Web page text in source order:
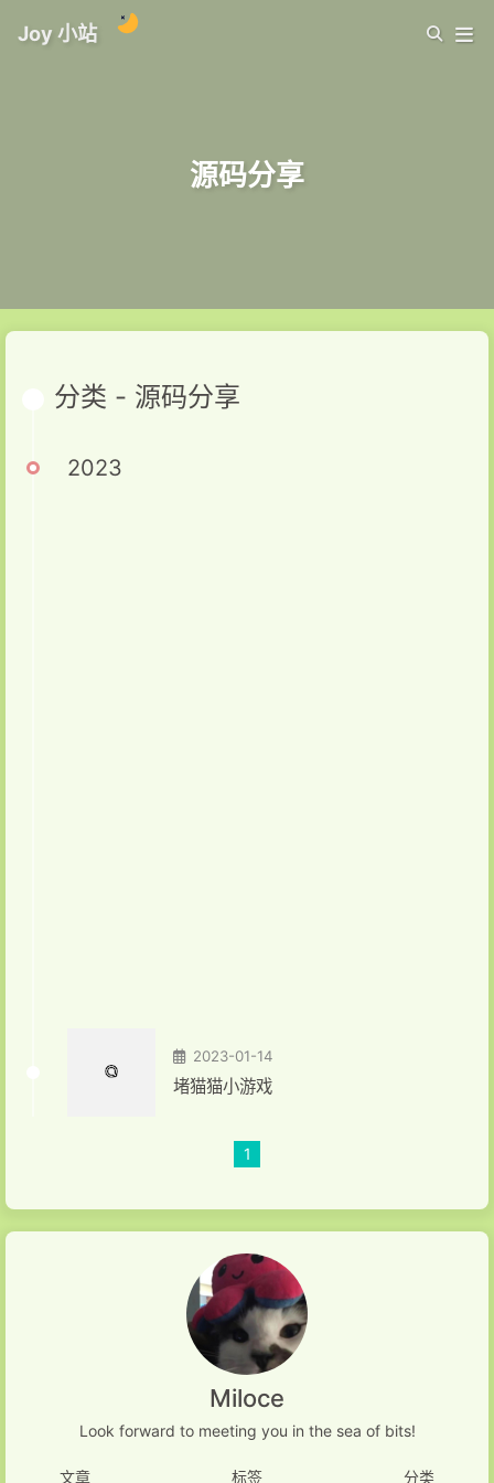
Joy 小站
源码分享
分类 - 源码分享
2023
2023-01-14
堵猫猫小游戏
1
Miloce
Look forward to meeting you in the sea of bits!
文章 标签 分类